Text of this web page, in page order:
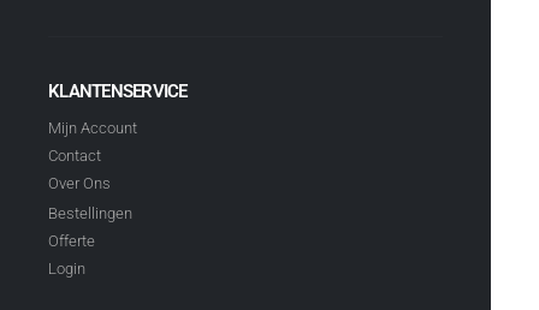
KLANTENSERVICE
Mijn Account
Contact
Over Ons
Bestellingen
Offerte
Login